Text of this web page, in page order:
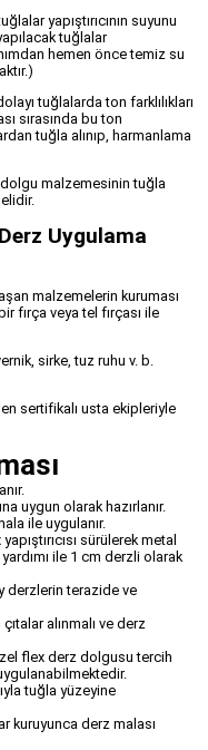
yapıştırıcının suyunu
tuğlalar
hemen önce temiz su
tuğlalarda ton farklılıkları
sırasında bu ton
tuğla alınıp, harmanlama
dolgu malzemesinin tuğla
Uygulama
malzemelerin kuruması
fırça veya tel fırçası ile
sirke, tuz ruhu v. b.
sertifikalı usta ekipleriyle
uygun olarak hazırlanır.
ile uygulanır.
sürülerek metal
ile 1 cm derzli olarak
derzlerin terazide ve
alınmalı ve derz
flex derz dolgusu tercih
tuğla yüzeyine
kuruyunca derz malası